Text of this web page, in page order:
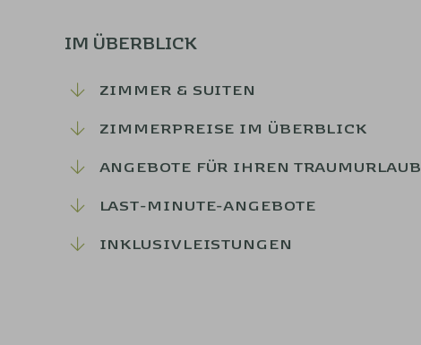
IM ÜBERBLICK
ZIMMER & SUITEN
ZIMMERPREISE IM ÜBERBLICK
ANGEBOTE FÜR IHREN TRAUMURLAUB
LAST-MINUTE-ANGEBOTE
INKLUSIVLEISTUNGEN